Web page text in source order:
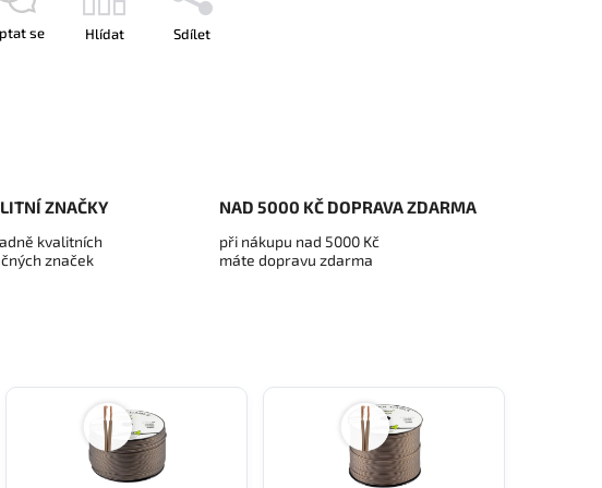
se Hlídat Sdílet
ZNAČKY
kvalitních
značek
NAD 5000 KČ DOPRAVA ZDARMA
při nákupu nad 5000 Kč
máte dopravu zdarma